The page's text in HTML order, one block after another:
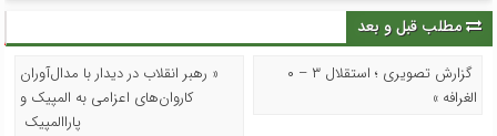
مطلب قبل و بعد
گزارش تصویری ؛ استقلال ۳ – ۰
الغرافه »
« رهبر انقلاب در دیدار با مدال‌آوران
کاروان‌های اعزامی به المپیک و
پاراالمپیک